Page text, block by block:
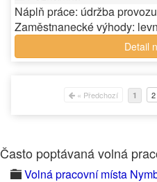
Náplň práce: údržba
Zaměstnanecké výhody:
Detail
« Předchozí 1 2
Často poptávaná volná
Volná pracovní místa